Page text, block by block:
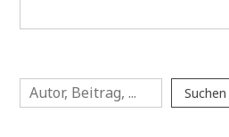
Mistle
End
Suchen
Suchen